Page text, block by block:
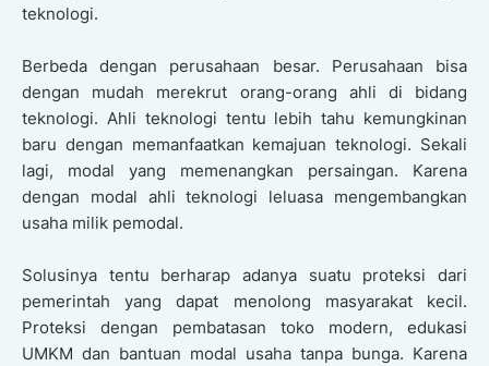
teknologi.
Berbeda dengan perusahaan besar. Perusahaan bisa
dengan mudah merekrut orang-orang ahli di bidang
teknologi. Ahli teknologi tentu lebih tahu kemungkinan
baru dengan memanfaatkan kemajuan teknologi. Sekali
lagi, modal yang memenangkan persaingan. Karena
dengan modal ahli teknologi leluasa mengembangkan
usaha milik pemodal.
Solusinya tentu berharap adanya suatu proteksi dari
pemerintah yang dapat menolong masyarakat kecil.
Proteksi dengan pembatasan toko modern, edukasi
UMKM dan bantuan modal usaha tanpa bunga. Karena